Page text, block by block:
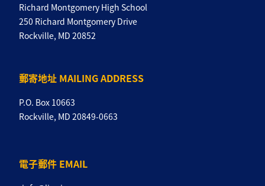
Richard Montgomery High School
250 Richard Montgomery Drive
Rockville, MD 20852
郵寄地址 MAILING ADDRESS
P.O. Box 10663
Rockville, MD 20849-0663
電子郵件 EMAIL